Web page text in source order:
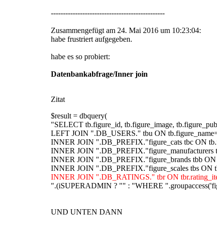
-----------------------------------------------
Zusammengefügt am 24. Mai 2016 um 10:23:04:
habe frustriert aufgegeben.
habe es so probiert:
Datenbankabfrage/Inner join
Zitat
$result = dbquery(
"SELECT tb.figure_id, tb.figure_image,
LEFT JOIN ".DB_USERS." tbu ON
INNER JOIN ".DB_PREFIX."figure_cats tbc ON
INNER JOIN ".DB_PREFIX."figure_manufacturers
INNER JOIN ".DB_PREFIX."figure_brands tbb ON
INNER JOIN ".DB_PREFIX."figure_scales tbs ON
INNER JOIN ".DB_RATINGS." tbr ON
".(iSUPERADMIN ? "" : "WHERE
UND UNTEN DANN